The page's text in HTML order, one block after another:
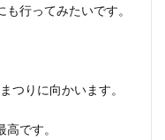
行ってみたいです。
つりに向かいます。
です。